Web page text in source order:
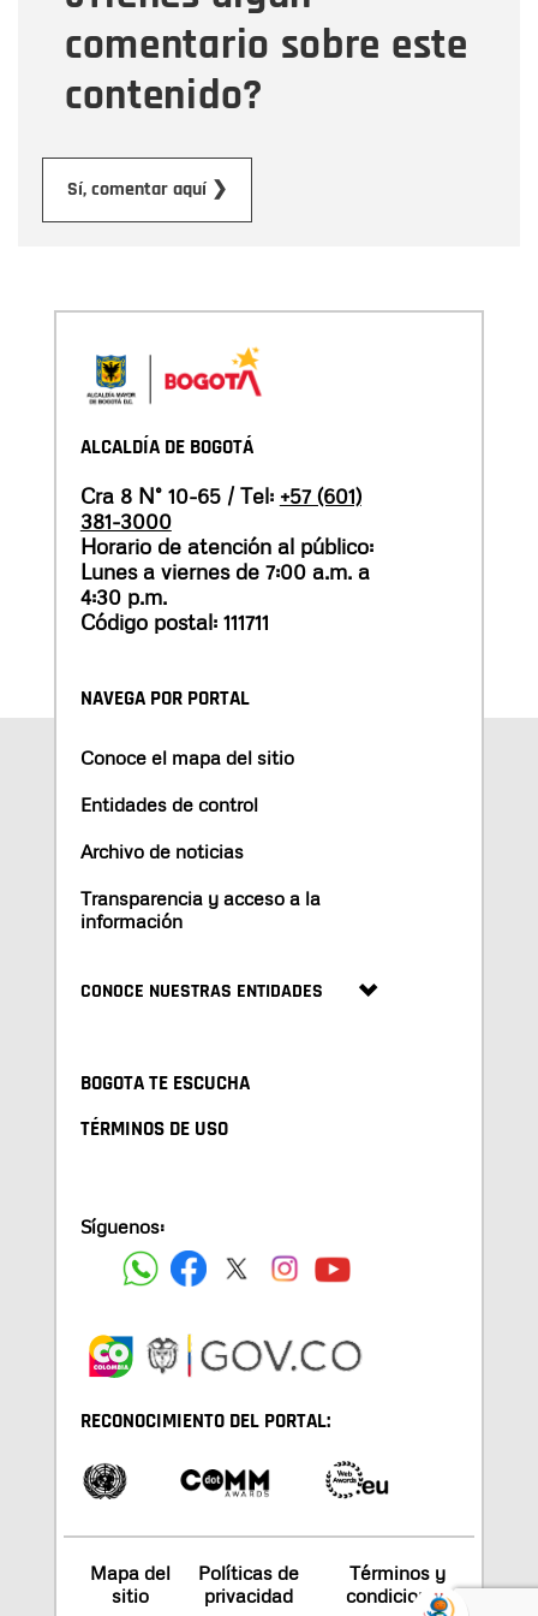
comentario sobre este
contenido?
Sí, comentar aquí ❯
ALCALDÍA DE BOGOTÁ
Cra 8 N° 10-65 / Tel: +57 (601)
381-3000
Horario de atención al público:
Lunes a viernes de 7:00 a.m. a
4:30 p.m.
Código postal: 111711
NAVEGA POR PORTAL
Conoce el mapa del sitio
Entidades de control
Archivo de noticias
Transparencia y acceso a la
información
CONOCE NUESTRAS ENTIDADES
BOGOTA TE ESCUCHA
TÉRMINOS DE USO
Síguenos:
RECONOCIMIENTO DEL PORTAL:
Mapa del
sitio
Políticas de
privacidad
Términos y
condiciones